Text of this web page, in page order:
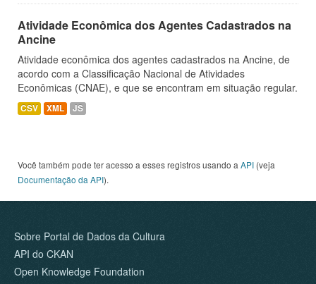
Atividade Econômica dos Agentes Cadastrados na
Ancine
Atividade econômica dos agentes cadastrados na Ancine, de
acordo com a Classificação Nacional de Atividades
Econômicas (CNAE), e que se encontram em situação regular.
CSV XML JS
Você também pode ter acesso a esses registros usando a API (veja
Documentação da API).
Sobre Portal de Dados da Cultura
API do CKAN
Open Knowledge Foundation